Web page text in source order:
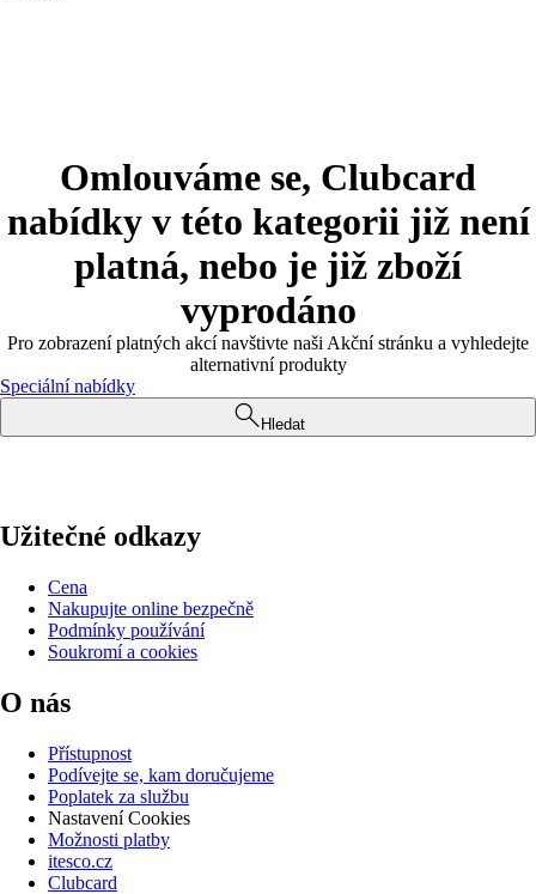
Omlouváme se, Clubcard
nabídky v této kategorii již není
platná, nebo je již zboží
vyprodáno
Pro zobrazení platných akcí navštivte naši Akční stránku a vyhledejte
alternativní produkty
Speciální nabídky
Hledat
Užitečné odkazy
Cena
Nakupujte online bezpečně
Podmínky používání
Soukromí a cookies
O nás
Přístupnost
Podívejte se, kam doručujeme
Poplatek za službu
Nastavení Cookies
Možnosti platby
itesco.cz
Clubcard